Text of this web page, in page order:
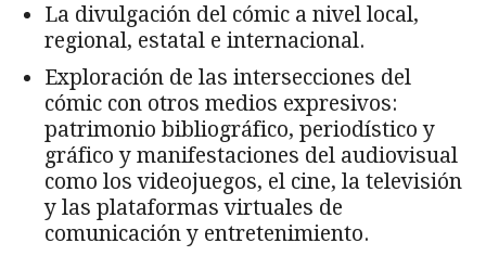
La divulgación del cómic a nivel local,
regional, estatal e internacional.
Exploración de las intersecciones del
cómic con otros medios expresivos:
patrimonio bibliográfico, periodístico y
gráfico y manifestaciones del audiovisual
como los videojuegos, el cine, la televisión
y las plataformas virtuales de
comunicación y entretenimiento.